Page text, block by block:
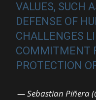
VALUES, ​SUCH
DEFENSE OF
CHALLENGES
COMMITMENT
PROTECTION
— Sebastian Piñera